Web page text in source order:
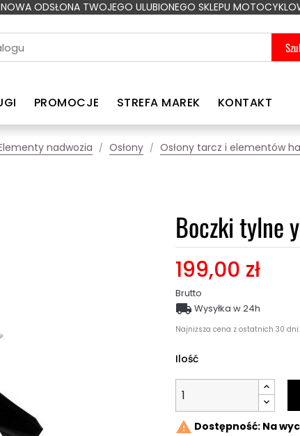
NOWA ODSŁONA TWOJEGO ULUBIONEGO SKLEPU
PROMOCJE STREFA MAREK KONTAKT
nadwozia Osłony Osłony tarcz i elementów
Boczki tylne
199,00 zł
Brutto
Najniższa cena z ostatnich 30 dni:
 Wysyłka w 24h
Ilość
 Dostępność: Na